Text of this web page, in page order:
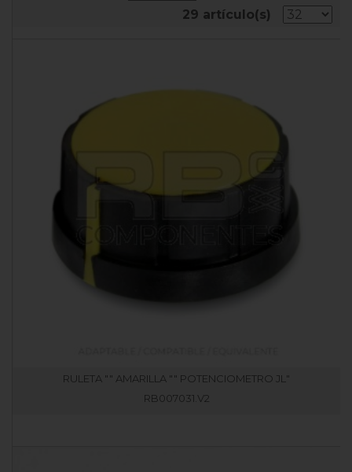
29 artículo(s)
RULETA "" AMARILLA "" POTENCIOMETRO JL"
RB007031.V2